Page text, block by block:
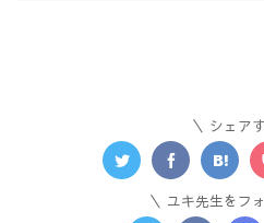
シェア
ユキ先生をフ